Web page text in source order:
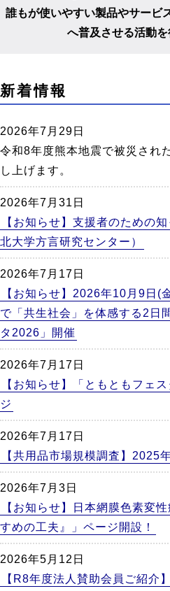
誰もが使いやすい製品やサービ
へ普及させる活動を
こ
こ
ら
新着情報
2026年7月29日
令和8年度熊本地震で被災され
し上げます。
2026年7月31日
【お知らせ】支援者のための
北大学方言研究センター）
2026年7月17日
【お知らせ】2026年10月9日(
で「共生社会」を体感する2日
タ2026」開催
2026年7月17日
【お知らせ】「ともともフェ
ジ
2026年7月17日
【共用品市場規模調査】2025
2026年7月3日
【お知らせ】日本網膜色素変
すめの工夫』」ページ開設！
2026年5月12日
【R8年度法人賛助会員ご紹介